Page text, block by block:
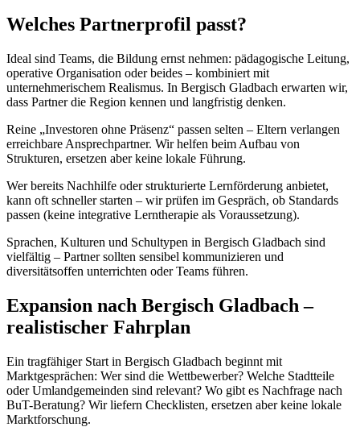
Welches Partnerprofil passt?
Ideal sind Teams, die Bildung ernst nehmen: pädagogische Leitung,
operative Organisation oder beides – kombiniert mit
unternehmerischem Realismus. In Bergisch Gladbach erwarten wir,
dass Partner die Region kennen und langfristig denken.
Reine „Investoren ohne Präsenz“ passen selten – Eltern verlangen
erreichbare Ansprechpartner. Wir helfen beim Aufbau von
Strukturen, ersetzen aber keine lokale Führung.
Wer bereits Nachhilfe oder strukturierte Lernförderung anbietet,
kann oft schneller starten – wir prüfen im Gespräch, ob Standards
passen (keine integrative Lerntherapie als Voraussetzung).
Sprachen, Kulturen und Schultypen in Bergisch Gladbach sind
vielfältig – Partner sollten sensibel kommunizieren und
diversitätsoffen unterrichten oder Teams führen.
Expansion nach Bergisch Gladbach –
realistischer Fahrplan
Ein tragfähiger Start in Bergisch Gladbach beginnt mit
Marktgesprächen: Wer sind die Wettbewerber? Welche Stadtteile
oder Umlandgemeinden sind relevant? Wo gibt es Nachfrage nach
BuT-Beratung? Wir liefern Checklisten, ersetzen aber keine lokale
Marktforschung.